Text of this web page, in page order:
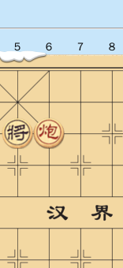
５ ６ ７ ８